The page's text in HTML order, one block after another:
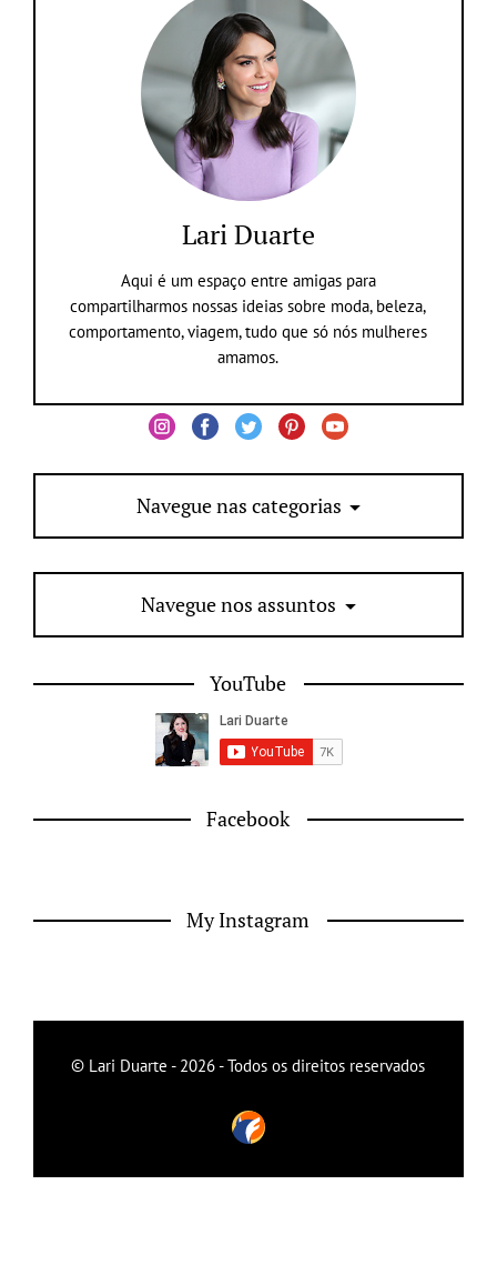
Lari Duarte
Aqui é um espaço entre amigas para
compartilharmos nossas ideias sobre moda, beleza,
comportamento, viagem, tudo que só nós mulheres
amamos.
Navegue nas categorias
Navegue nos assuntos
YouTube
Facebook
My Instagram
© Lari Duarte - 2026 - Todos os direitos reservados